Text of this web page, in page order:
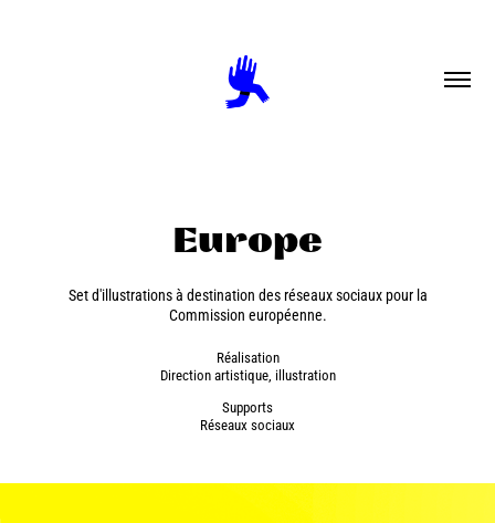
Europe
Set d'illustrations à destination des réseaux sociaux pour la
Commission européenne.
Réalisation
Direction artistique, illustration
Supports
Réseaux sociaux